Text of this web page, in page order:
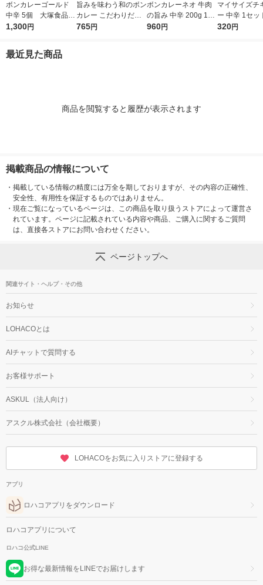
ボンカレーゴールド
中辛 5個 大塚食品
レンジ対応
1,300円
旨みを味わう和のボン
カレー こだわりだし
の和風カレー 中辛
765円
ボンカレーネオ 牛肉
の旨み 中辛 200g 1セ
ット（1個×3）大塚食
960円
マイサイズチ
ー 中辛 1セッ
（100g）×2
320円
最近見た商品
商品を閲覧すると履歴が表示されます
掲載商品の情報について
・ 掲載している情報の精度には万全を期しておりますが、その内容の正確性、
安全性、有用性を保証するものではありません。
・ 現在ご覧になっているページは、この商品を取り扱うストアによって運営さ
れています。ページに記載されている内容や商品、ご購入に関するご質問
は、直接各ストアにお問い合わせください。
ページトップへ
関連サイト・ヘルプ・その他
お知らせ
LOHACOとは
AIチャットで質問する
お客様サポート
ASKUL（法人向け）
アスクル株式会社（会社概要）
LOHACOをお気に入りストアに登録する
アプリ
ロハコアプリをダウンロード
ロハコアプリについて
ロハコ公式LINE
お得な最新情報をLINEでお届けします